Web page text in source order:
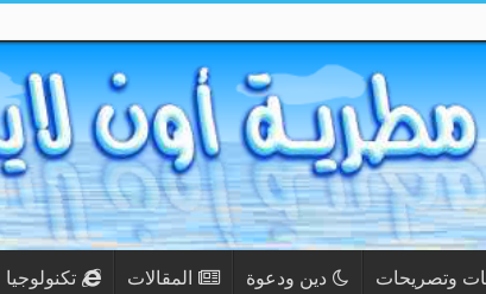
وتصريحات دين ودعوة المقالات تكنولوجيا